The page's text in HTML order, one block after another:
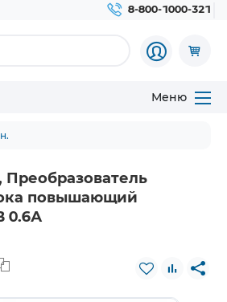
8-800-1000-321
Меню
Преобразователь
повышающий
0.6А